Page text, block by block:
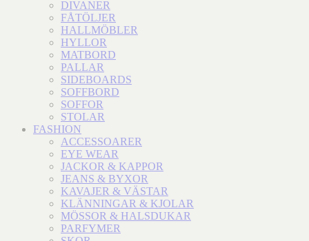
DIVANER
FÅTÖLJER
HALLMÖBLER
HYLLOR
MATBORD
PALLAR
SIDEBOARDS
SOFFBORD
SOFFOR
STOLAR
FASHION
ACCESSOARER
EYE WEAR
JACKOR & KAPPOR
JEANS & BYXOR
KAVAJER & VÄSTAR
KLÄNNINGAR & KJOLAR
MÖSSOR & HALSDUKAR
PARFYMER